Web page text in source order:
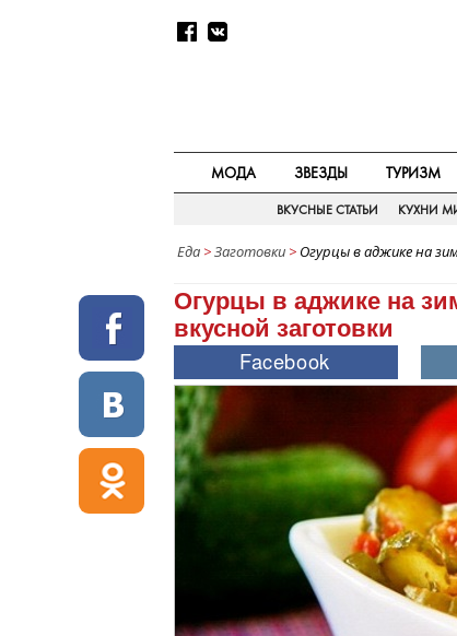
МОДА ЗВЕЗДЫ ТУРИЗМ
ВКУСНЫЕ СТАТЬИ КУХНИ
Еда >Заготовки > Огурцы в аджике на
Огурцы в аджике на
вкусной заготовки